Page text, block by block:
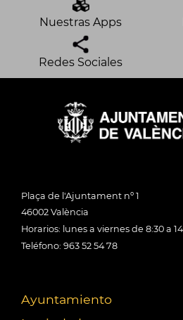
Nuestras Apps
Redes Sociales
Plaça de l'Ajuntament nº 1
46002 València
Horarios: lunes a viernes de 8:30 a
Teléfono: 963 52 54 78
Ayuntamiento